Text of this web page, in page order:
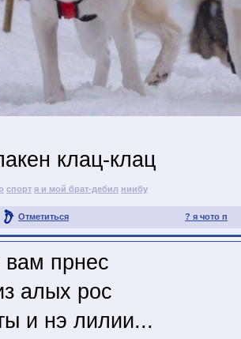
клац-клац
спорт я и мой брат-дебил ниибу
? я чото п
Отметиться
вам прнес
алых рос
и нэ лилии...